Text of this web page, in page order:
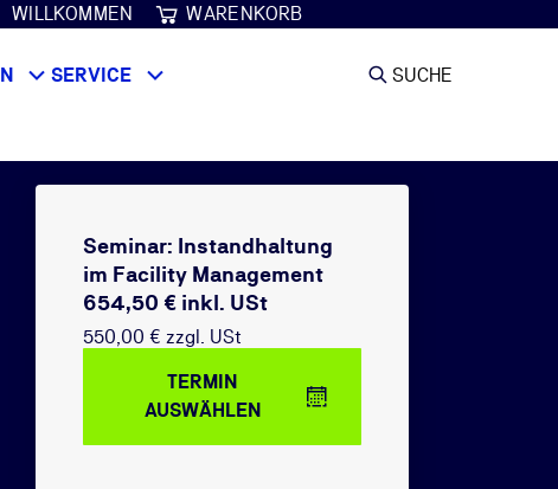
WILLKOMMEN WARENKORB
SERVICE SUCHE
Seminar: Instandhaltung
im Facility Management
654,50 € inkl. USt
550,00 € zzgl. USt
TERMIN
AUSWÄHLEN